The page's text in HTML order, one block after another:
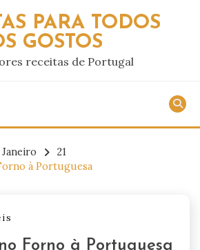
PARA TODOS
GOSTOS
receitas de Portugal
Janeiro
21
à Portuguesa
Forno à Portuguesa